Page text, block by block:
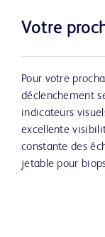
Votre
Pour votre
déclenchement
indicateurs
excellente
constante des
jetable pour